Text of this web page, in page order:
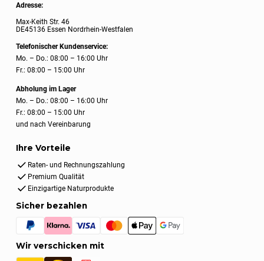
Adresse:
Max-Keith Str. 46
DE45136 Essen Nordrhein-Westfalen
Telefonischer Kundenservice:
Mo. – Do.: 08:00 – 16:00 Uhr
Fr.: 08:00 – 15:00 Uhr
Abholung im Lager
Mo. – Do.: 08:00 – 16:00 Uhr
Fr.: 08:00 – 15:00 Uhr
und nach Vereinbarung
Ihre Vorteile
Raten- und Rechnungszahlung
Premium Qualität
Einzigartige Naturprodukte
Sicher bezahlen
Wir verschicken mit